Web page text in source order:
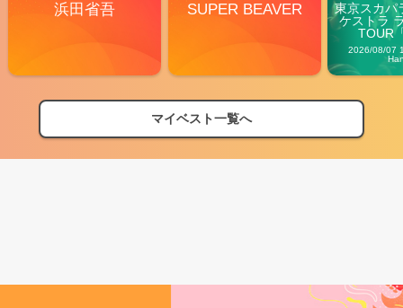
浜田省吾 SUPER BEAVER
東京スカパ
ケストラ
TOUR
2026/08/07
マイベスト一覧へ